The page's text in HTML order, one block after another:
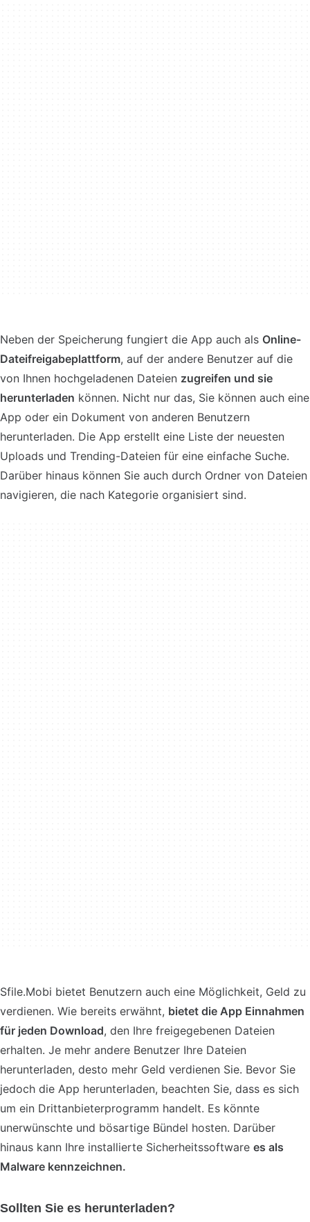
Neben der Speicherung fungiert die App auch als Online-
Dateifreigabeplattform, auf der andere Benutzer auf die
von Ihnen hochgeladenen Dateien zugreifen und sie
herunterladen können. Nicht nur das, Sie können auch eine
App oder ein Dokument von anderen Benutzern
herunterladen. Die App erstellt eine Liste der neuesten
Uploads und Trending-Dateien für eine einfache Suche.
Darüber hinaus können Sie auch durch Ordner von Dateien
navigieren, die nach Kategorie organisiert sind.
Sfile.Mobi bietet Benutzern auch eine Möglichkeit, Geld zu
verdienen. Wie bereits erwähnt, bietet die App Einnahmen
für jeden Download, den Ihre freigegebenen Dateien
erhalten. Je mehr andere Benutzer Ihre Dateien
herunterladen, desto mehr Geld verdienen Sie. Bevor Sie
jedoch die App herunterladen, beachten Sie, dass es sich
um ein Drittanbieterprogramm handelt. Es könnte
unerwünschte und bösartige Bündel hosten. Darüber
hinaus kann Ihre installierte Sicherheitssoftware es als
Malware kennzeichnen.
Sollten Sie es herunterladen?